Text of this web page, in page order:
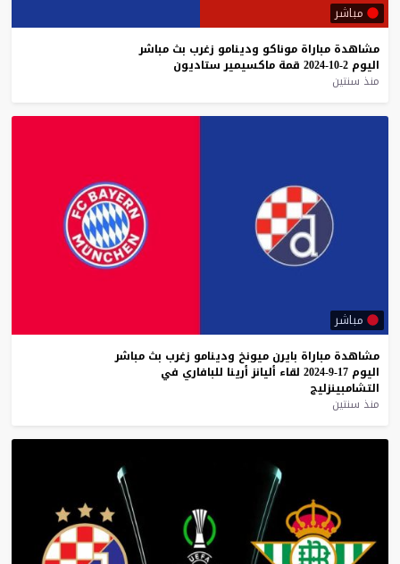
مباشر
مشاهدة مباراة موناكو ودينامو زغرب بث مباشر
اليوم 2-10-2024 قمة ماكسيمير ستاديون
منذ سنتين
مباشر
مشاهدة مباراة بايرن ميونخ ودينامو زغرب بث مباشر
اليوم 17-9-2024 لقاء أليانز أرينا للبافاري في
التشامبينزليج
منذ سنتين